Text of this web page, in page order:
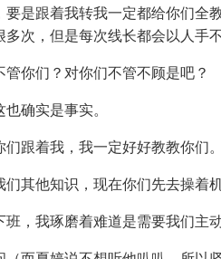
是跟着我转我一定都给你们全
次，但是每次线长都会以人手
你们？对你们不管不顾是吧？
确实是事实。
跟着我，我一定好好教教你们。
其他知识，现在你们先去操着机
，我琢磨着难道是需要我们主